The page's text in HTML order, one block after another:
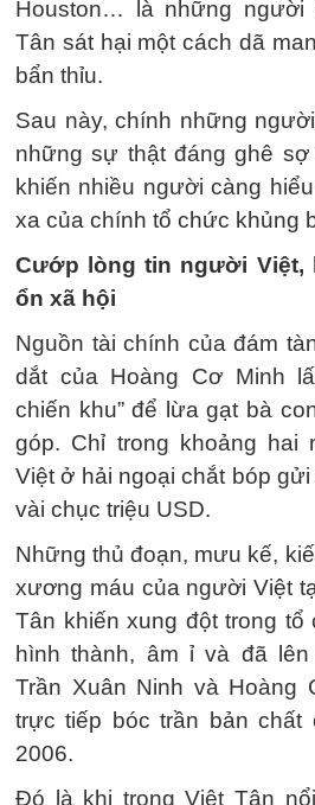
Houston… là những
Tân sát hại một cách dã
bẩn thỉu.
Sau này, chính những
những sự thật đáng ghê
khiến nhiều người càng
xa của chính tổ chức khủng
Cướp lòng tin người Việt,
ổn xã hội
Nguồn tài chính của đám
dắt của Hoàng Cơ Minh
chiến khu” để lừa gạt bà
góp. Chỉ trong khoảng hai
Việt ở hải ngoại chắt bóp
vài chục triệu USD.
Những thủ đoạn, mưu kế,
xương máu của người Việt
Tân khiến xung đột trong
hình thành, âm ỉ và đã
Trần Xuân Ninh và Hoàng
trực tiếp bóc trần bản chất
2006.
Đó là khi trong Việt Tân